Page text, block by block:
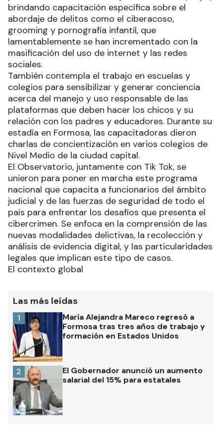
brindando capacitación específica sobre el
abordaje de delitos como el ciberacoso,
grooming y pornografía infantil, que
lamentablemente se han incrementado con la
masificación del uso de internet y las redes
sociales.
También contempla el trabajo en escuelas y
colegios para sensibilizar y generar conciencia
acerca del manejo y uso responsable de las
plataformas que deben hacer los chicos y su
relación con los padres y educadores. Durante su
estadía en Formosa, las capacitadoras dieron
charlas de concientización en varios colegios de
Nivel Medio de la ciudad capital.
El Observatorio, juntamente con Tik Tok, se
unieron para poner en marcha este programa
nacional que capacita a funcionarios del ámbito
judicial y de las fuerzas de seguridad de todo el
país para enfrentar los desafíos que presenta el
cibercrimen. Se enfoca en la comprensión de las
nuevas modalidades delictivas, la recolección y
análisis de evidencia digital, y las particularidades
legales que implican este tipo de casos.
El contexto global
Las más leídas
María Alejandra Mareco regresó a
Formosa tras tres años de trabajo y
formación en Estados Unidos
1
El Gobernador anunció un aumento
salarial del 15% para estatales
2